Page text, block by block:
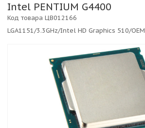
Intel PENTIUM G4400
LGA1151/3.3GHz/Intel HD Graphics 510/OEM
Код товара ЦВ012166